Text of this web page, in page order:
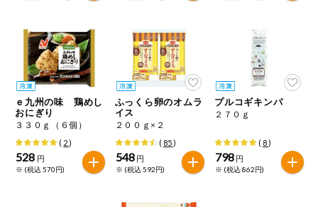
ミールキット
組合員さんの
リクエスト
いいもんみっ
け
オーガニック
ｅ九州の味 鶏めし
おにぎり
３３０ｇ（６個）
( 2)
528 円
※ (税込 570円)
ふっくら卵のオムラ
イス
２００ｇ×２
( 85)
548 円
※ (税込 592円)
プルコギキンパ
２７０ｇ
( 8)
798 円
※ (税込 862円)